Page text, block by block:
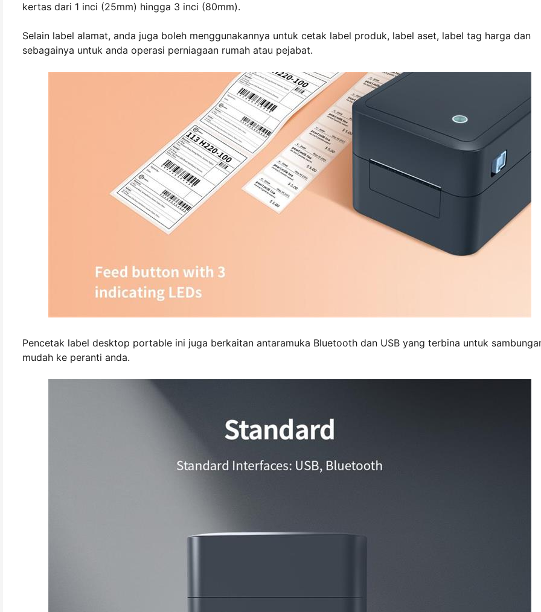
kertas dari 1 inci (25mm) hingga 3 inci (80mm).
Selain label alamat, anda juga boleh menggunakannya untuk cetak label produk, label aset, label tag harga dan
sebagainya untuk anda operasi perniagaan rumah atau pejabat.
Pencetak label desktop portable ini juga berkaitan antaramuka Bluetooth dan USB yang terbina untuk
mudah ke peranti anda.